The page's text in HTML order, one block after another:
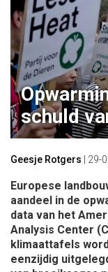
schuld
Geesje Rotgers 29-
Europese
aandeel in de
data van het
Analysis Center
klimaattafels
eenzijdig